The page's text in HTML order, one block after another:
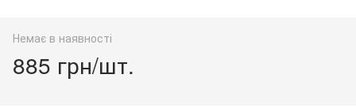
Немає в наявності
885 грн/шт.